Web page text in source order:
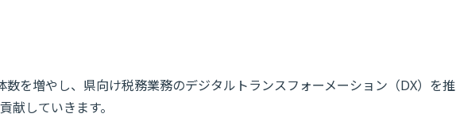
を増やし、県向け税務業務のデジタルトランスフォーメーション（DX）を推
献していきます。